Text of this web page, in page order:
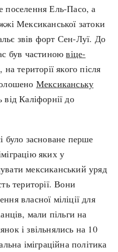
Індекси
Нові статті
Популярні статті
Всі статті
Визначальні події
#Хештеги
Автори
done
поселення Ель-Пасо, а
Мексиканської затоки
звів форт Сен-Луї. До
був частиноювіце-
, на території якого після
Мексиканську
Каліфорнії до
було засноване перше
яких у
мексиканський уряд
території. Вони
власної міліції для
мали пільги на
і звільнялись на 10
іміграційна політика